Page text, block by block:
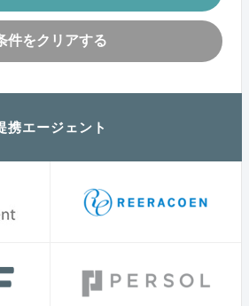
件をクリアする
携エージェント